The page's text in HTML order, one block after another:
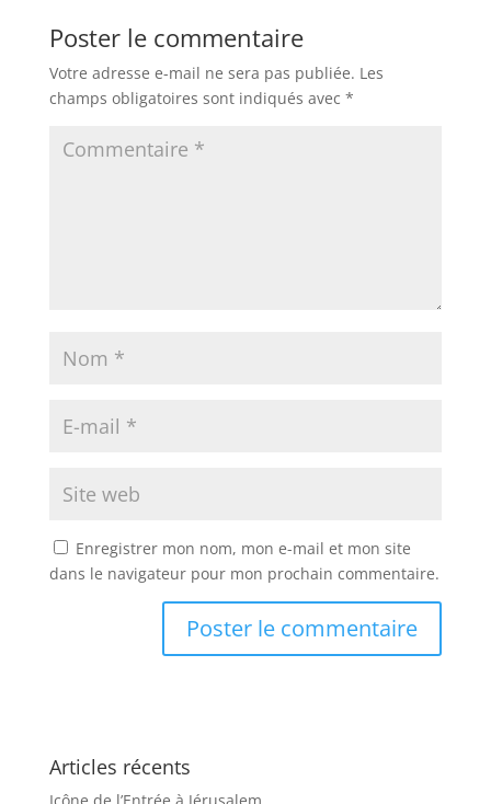
Poster le commentaire
Votre adresse e-mail ne sera pas publiée. Les
champs obligatoires sont indiqués avec *
Enregistrer mon nom, mon e-mail et mon site
dans le navigateur pour mon prochain commentaire.
Articles récents